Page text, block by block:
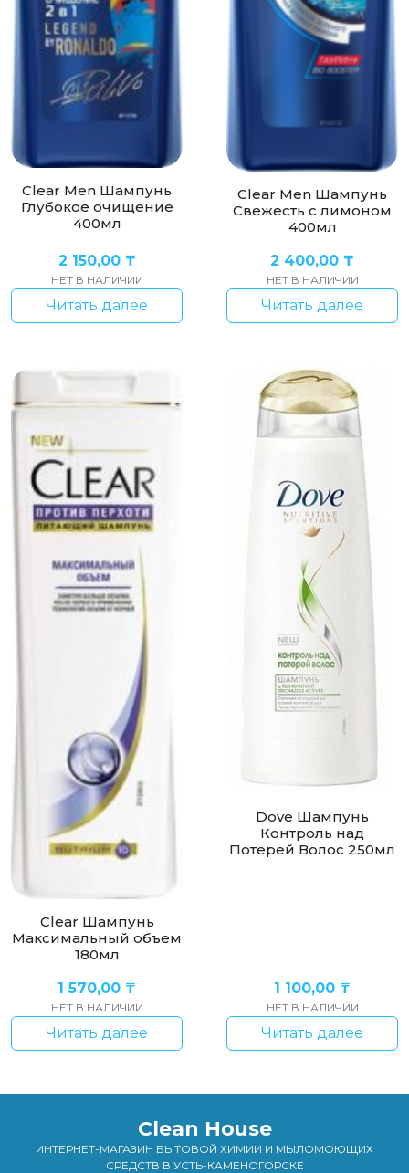
Clear Men Шампунь
Глубокое очищение
400мл
2 150,00 ₸
НЕТ В НАЛИЧИИ
Читать далее
Clear Men Шампунь
Свежесть с лимоном
400мл
2 400,00 ₸
НЕТ В НАЛИЧИИ
Читать далее
Clear Шампунь
Максимальный объем
180мл
1 570,00 ₸
НЕТ В НАЛИЧИИ
Читать далее
Dove Шампунь
Контроль над
Потерей Волос 250мл
1 100,00 ₸
НЕТ В НАЛИЧИИ
Читать далее
Clean House
ИНТЕРНЕТ-МАГАЗИН БЫТОВОЙ ХИМИИ И МЫЛОМОЮЩИХ
СРЕДСТВ В УСТЬ-КАМЕНОГОРСКЕ